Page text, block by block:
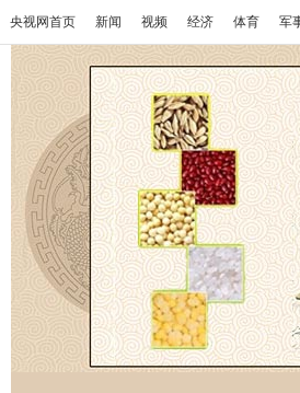
央视网首页 新闻 视频 经济 体育 军